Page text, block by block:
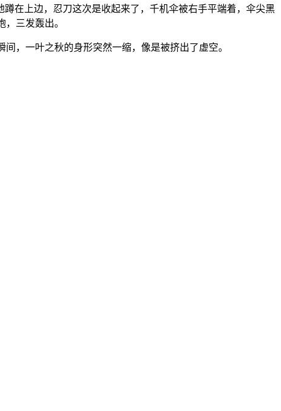
在上边，忍刀这次是收起来了，千机伞被右手平端着，伞尖黑
三发轰出。
，一叶之秋的身形突然一缩，像是被挤出了虚空。